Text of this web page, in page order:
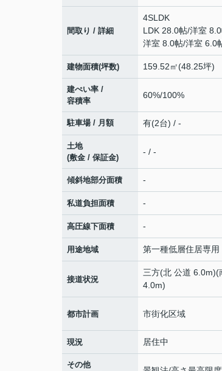
間取り / 詳細
4SLDK
LDK 28.0帖/洋室
洋室 8.0帖/洋室 6.0
建物面積(坪数) 159.52㎡(48.25坪)
建ぺい率 /
容積率
60%/100%
駐車場 / 月額 有(2台) / -
土地
(敷金 / 保証金)
- / -
傾斜地部分面積 -
私道負担面積 -
高圧線下面積 -
用途地域 第一種低層住居専用
接道状況
三方(北 公道
4.0m)
都市計画 市街化区域
現況 居住中
その他